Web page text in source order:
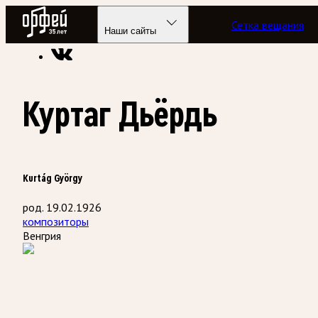
Радио Орфей
Наши сайты Сетка вещания
Радио классической музыки «Орфей» Энциклопедия
Куртаг Дьёрдь
Kurtág György
род. 19.02.1926
композиторы
Венгрия